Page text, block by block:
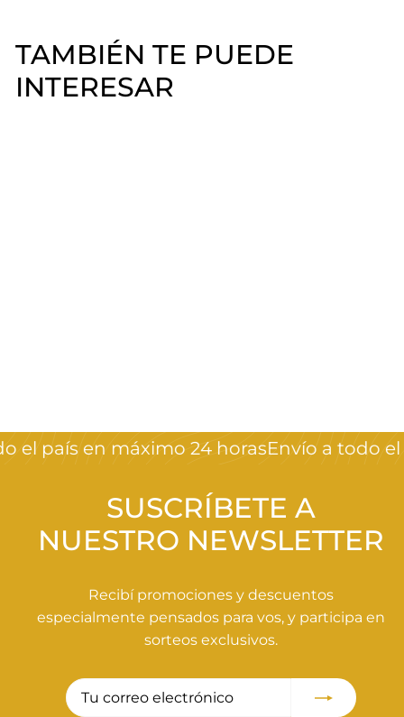
TAMBIÉN TE PUEDE
INTERESAR
5
2
0
país en máximo 24 horasEnvío a todo el
SUSCRÍBETE A
NUESTRO NEWSLETTER
Recibí promociones y descuentos
especialmente pensados para vos, y participa en
sorteos exclusivos.
Tu
Suscribir